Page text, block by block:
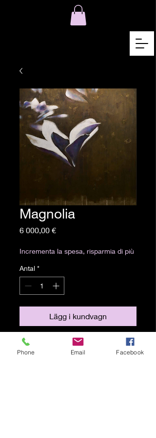
Magnolia
6 000,00 €Pris
Incrementa la spesa, risparmia di più
Antal *
Lägg i kundvagn
Acrilici e pigmenti metallici su tela
150x150 cm, 2022
Phone Email Facebook